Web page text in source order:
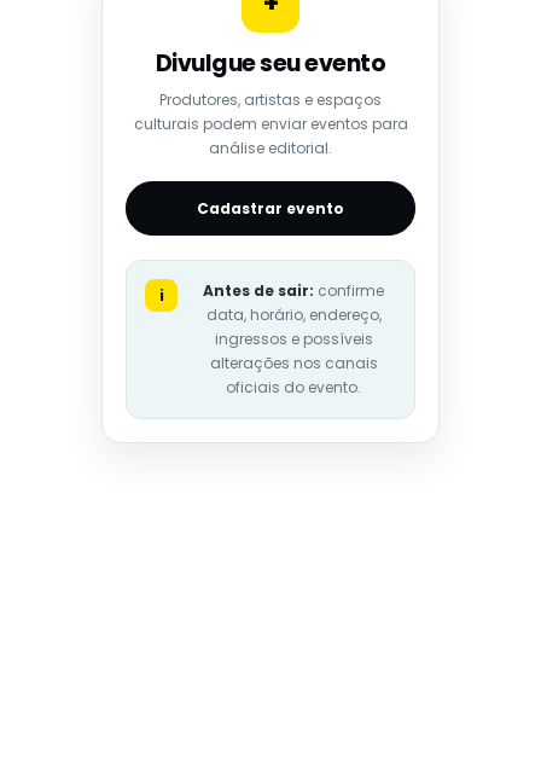
Divulgue seu evento
Produtores, artistas e espaços
culturais podem enviar eventos para
análise editorial.
Cadastrar evento
i Antes de sair: confirme
data, horário, endereço,
ingressos e possíveis
alterações nos canais
oficiais do evento.